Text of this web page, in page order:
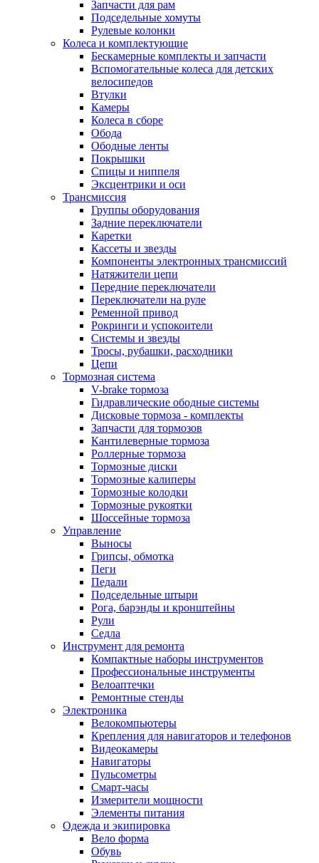
Запчасти для рам
Подседельные хомуты
Рулевые колонки
Колеса и комплектующие
Бескамерные комплекты и запчасти
Вспомогательные колеса для детских
велосипедов
Втулки
Камеры
Колеса в сборе
Обода
Ободные ленты
Покрышки
Спицы и ниппеля
Эксцентрики и оси
Трансмиссия
Группы оборудования
Задние переключатели
Каретки
Кассеты и звезды
Компоненты электронных трансмиссий
Натяжители цепи
Передние переключатели
Переключатели на руле
Ременной привод
Рокринги и успокоители
Системы и звезды
Тросы, рубашки, расходники
Цепи
Тормозная система
V-brake тормоза
Гидравлические ободные системы
Дисковые тормоза - комплекты
Запчасти для тормозов
Кантилеверные тормоза
Роллерные тормоза
Тормозные диски
Тормозные калиперы
Тормозные колодки
Тормозные рукоятки
Шоссейные тормоза
Управление
Выносы
Грипсы, обмотка
Пеги
Педали
Подседельные штыри
Рога, барэнды и кронштейны
Рули
Седла
Инструмент для ремонта
Компактные наборы инструментов
Профессиональные инструменты
Велоаптечки
Ремонтные стенды
Электроника
Велокомпьютеры
Крепления для навигаторов и телефонов
Видеокамеры
Навигаторы
Пульсометры
Смарт-часы
Измерители мощности
Элементы питания
Одежда и экипировка
Вело форма
Обувь